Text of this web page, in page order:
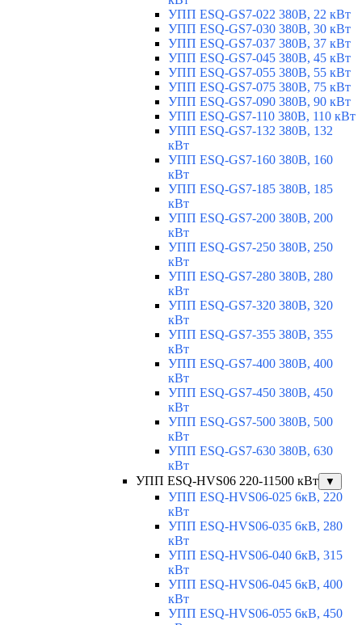
УПП ESQ-GS7-022 380В, 22 кВт
УПП ESQ-GS7-030 380В, 30 кВт
УПП ESQ-GS7-037 380В, 37 кВт
УПП ESQ-GS7-045 380В, 45 кВт
УПП ESQ-GS7-055 380В, 55 кВт
УПП ESQ-GS7-075 380В, 75 кВт
УПП ESQ-GS7-090 380В, 90 кВт
УПП ESQ-GS7-110 380В, 110 кВт
УПП ESQ-GS7-132 380В, 132
кВт
УПП ESQ-GS7-160 380В, 160
кВт
УПП ESQ-GS7-185 380В, 185
кВт
УПП ESQ-GS7-200 380В, 200
кВт
УПП ESQ-GS7-250 380В, 250
кВт
УПП ESQ-GS7-280 380В, 280
кВт
УПП ESQ-GS7-320 380В, 320
кВт
УПП ESQ-GS7-355 380В, 355
кВт
УПП ESQ-GS7-400 380В, 400
кВт
УПП ESQ-GS7-450 380В, 450
кВт
УПП ESQ-GS7-500 380В, 500
кВт
УПП ESQ-GS7-630 380В, 630
кВт
УПП ESQ-HVS06 220-11500 кВт
▼
УПП ESQ-HVS06-025 6кВ, 220
кВт
УПП ESQ-HVS06-035 6кВ, 280
кВт
УПП ESQ-HVS06-040 6кВ, 315
кВт
УПП ESQ-HVS06-045 6кВ, 400
кВт
УПП ESQ-HVS06-055 6кВ, 450